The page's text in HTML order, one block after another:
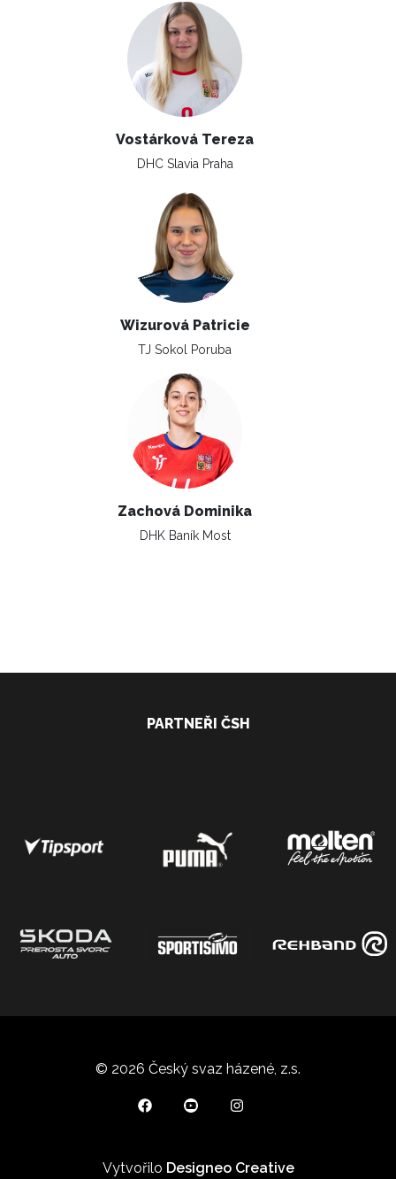
Vostárková Tereza
DHC Slavia Praha
Wizurová Patricie
TJ Sokol Poruba
Zachová Dominika
DHK Baník Most
PARTNEŘI ČSH
© 2026 Český svaz házené, z.s.
Vytvořilo Designeo Creative